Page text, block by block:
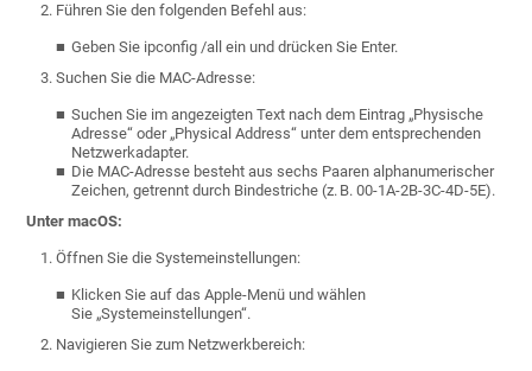
Führen Sie den folgenden Befehl aus:
Geben Sie ipconfig /all ein und drücken Sie Enter.
Suchen Sie die MAC-Adresse:
Suchen Sie im angezeigten Text nach dem Eintrag „Physische
Adresse“ oder „Physical Address“ unter dem entsprechenden
Netzwerkadapter.
Die MAC-Adresse besteht aus sechs Paaren alphanumerischer
Zeichen, getrennt durch Bindestriche (z. B. 00-1A-2B-3C-4D-5E).
Unter macOS:
Öffnen Sie die Systemeinstellungen:
Klicken Sie auf das Apple-Menü und wählen
Sie „Systemeinstellungen“.
Navigieren Sie zum Netzwerkbereich: